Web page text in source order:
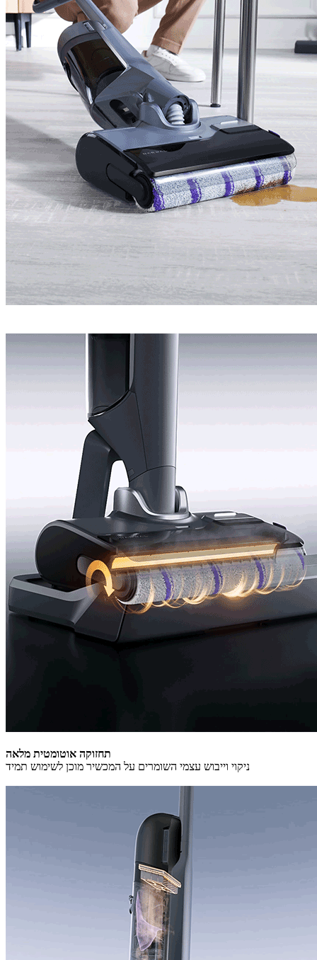
תחזוקה אוטומטית מלאה
ניקוי וייבוש עצמי השומרים על המכשיר מוכן לשימוש תמיד